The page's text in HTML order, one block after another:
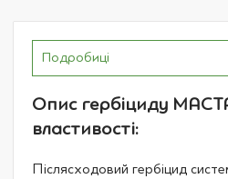
Подробиці
Опис гербіциду
властивості:
Післясходовий гербіцид